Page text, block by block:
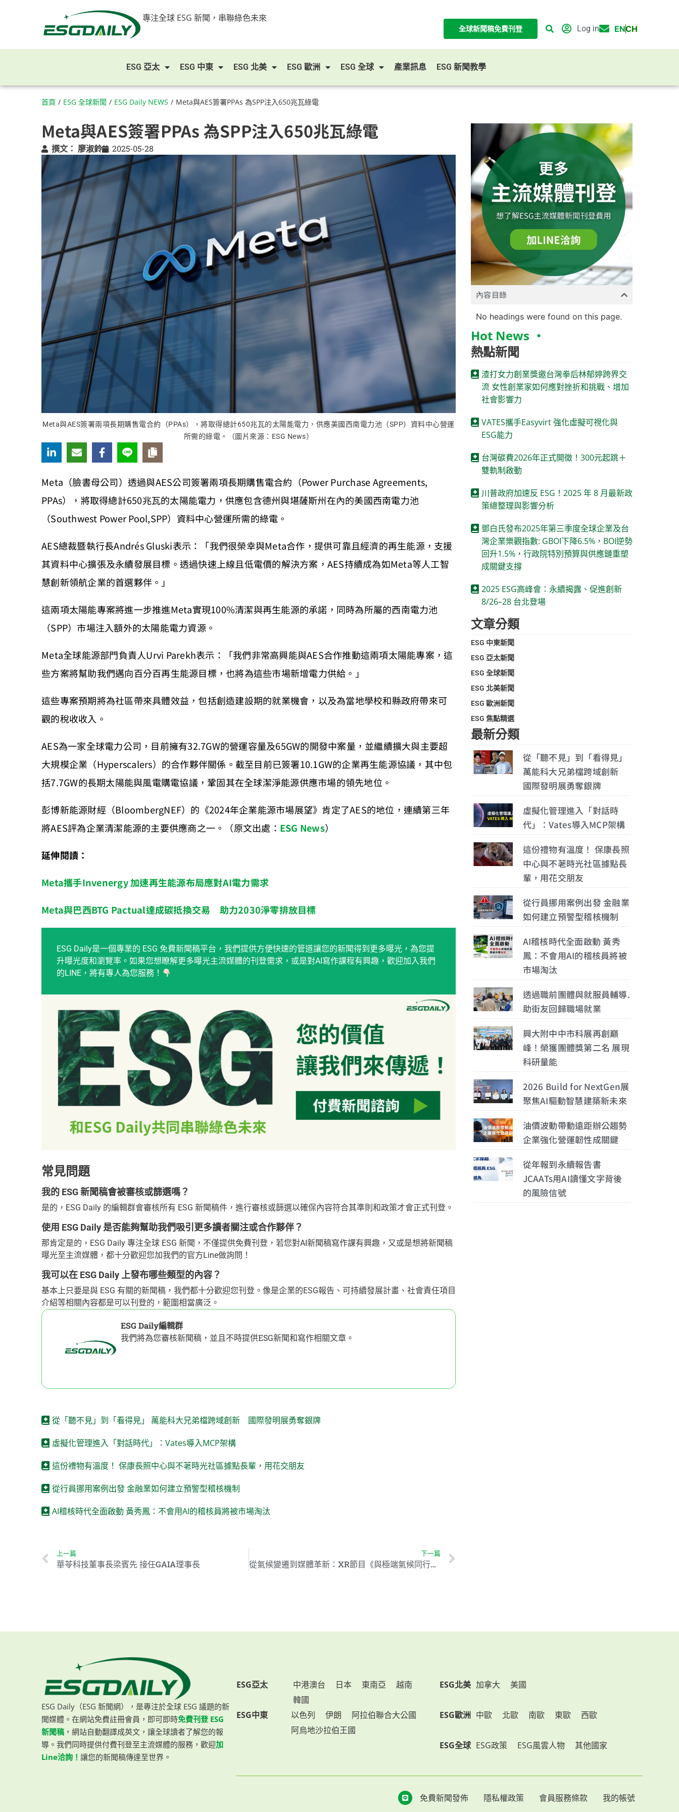
專注全球 ESG 新聞，串聯綠色未來
全球新聞稿免費刊登 Log in ENCH
ESG 亞太 ESG 中東 ESG 北美 ESG 歐洲 ESG 全球 產業訊息 ESG 新聞教學
首頁 / ESG 全球新聞 / ESG Daily NEWS / Meta與AES簽署PPAs 為SPP注入650兆瓦綠電
Meta與AES簽署PPAs 為SPP注入650兆瓦綠電
撰文： 廖淑鈴 2025-05-28
Meta與AES簽署兩項長期購售電合約（PPAs），將取得總計650兆瓦的太陽能電力，供應美國西南電力池（SPP）資料中心營運
所需的綠電。（圖片來源：ESG News）
Meta（臉書母公司）透過與AES公司簽署兩項長期購售電合約（Power Purchase Agreements,
PPAs），將取得總計650兆瓦的太陽能電力，供應包含德州與堪薩斯州在內的美國西南電力池
（Southwest Power Pool,SPP）資料中心營運所需的綠電。
AES總裁暨執行長Andrés Gluski表示：「我們很榮幸與Meta合作，提供可靠且經濟的再生能源，支援
其資料中心擴張及永續發展目標。透過快速上線且低電價的解決方案，AES持續成為如Meta等人工智
慧創新領航企業的首選夥伴。」
這兩項太陽能專案將進一步推進Meta實現100%清潔與再生能源的承諾，同時為所屬的西南電力池
（SPP）市場注入額外的太陽能電力資源。
Meta全球能源部門負責人Urvi Parekh表示：「我們非常高興能與AES合作推動這兩項太陽能專案，這
些方案將幫助我們邁向百分百再生能源目標，也將為這些市場新增電力供給。」
這些專案預期將為社區帶來具體效益，包括創造建設期的就業機會，以及為當地學校和縣政府帶來可
觀的稅收收入。
AES為一家全球電力公司，目前擁有32.7GW的營運容量及65GW的開發中案量，並繼續擴大與主要超
大規模企業（Hyperscalers）的合作夥伴關係。截至目前已簽署10.1GW的企業再生能源協議，其中包
括7.7GW的長期太陽能與風電購電協議，鞏固其在全球潔淨能源供應市場的領先地位。
彭博新能源財經（BloombergNEF）的《2024年企業能源市場展望》肯定了AES的地位，連續第三年
將AES評為企業清潔能源的主要供應商之一。（原文出處： ESG News）
延伸閱讀：
Meta攜手Invenergy 加速再生能源布局應對AI電力需求
Meta與巴西BTG Pactual達成碳抵換交易 助力2030淨零排放目標
ESG Daily是一個專業的 ESG 免費新聞稿平台，我們提供方便快速的管道讓您的新聞得到更多曝光，為您提
升曝光度和瀏覽率。如果您想瞭解更多曝光主流媒體的刊登需求，或是對AI寫作課程有興趣，歡迎加入我們
的LINE，將有專人為您服務！
常見問題
我的 ESG 新聞稿會被審核或篩選嗎？
是的，ESG Daily 的編輯群會審核所有 ESG 新聞稿件，進行審核或篩選以確保內容符合其準則和政策才會正式刊登。
使用 ESG Daily 是否能夠幫助我們吸引更多讀者關注或合作夥伴？
那肯定是的，ESG Daily 專注全球 ESG 新聞，不僅提供免費刊登，若您對AI新聞稿寫作課有興趣，又或是想將新聞稿
曝光至主流媒體，都十分歡迎您加我們的官方Line做詢問！
我可以在 ESG Daily 上發布哪些類型的內容？
基本上只要是與 ESG 有關的新聞稿，我們都十分歡迎您刊登。像是企業的ESG報告、可持續發展計畫、社會責任項目
介紹等相關內容都是可以刊登的，範圍相當廣泛。
ESG Daily編輯群
我們將為您審核新聞稿，並且不時提供ESG新聞和寫作相關文章。
從「聽不見」到「看得見」 萬能科大兄弟檔跨域創新 國際發明展勇奪銀牌
虛擬化管理進入「對話時代」：Vates導入MCP架構
這份禮物有溫度！ 保康長照中心與不荖時光社區據點長輩，用花交朋友
從行員挪用案例出發 金融業如何建立預警型稽核機制
AI稽核時代全面啟動 黃秀鳳：不會用AI的稽核員將被市場淘汰
上一篇
華苓科技董事長梁賓先 接任GAIA理事長
下一篇
從氣候變遷到媒體革新：XR節目《與極端氣候同行》 開創新媒體製播革命
內容目錄
No headings were found on this page.
Hot News ‧
熱點新聞
渣打女力創業獎邀台灣拳后林郁婷跨界交
流 女性創業家如何應對挫折和挑戰、增加
社會影響力
VATES攜手Easyvirt 強化虛擬可視化與
ESG能力
台灣碳費2026年正式開徵！300元起跳＋
雙軌制啟動
川普政府加速反 ESG！2025 年 8 月最新政
策總整理與影響分析
鄧白氏發布2025年第三季度全球企業及台
灣企業樂觀指數: GBOI下降6.5%，BOI逆勢
回升1.5%，行政院特別預算與供應鏈重塑
成關鍵支撐
2025 ESG高峰會：永續揭露、促進創新
8/26–28 台北登場
文章分類
ESG 中東新聞
ESG 亞太新聞
ESG 全球新聞
ESG 北美新聞
ESG 歐洲新聞
ESG 焦點精選
最新分類
從「聽不見」到「看得見」
萬能科大兄弟檔跨域創新
國際發明展勇奪銀牌
虛擬化管理進入「對話時
代」：Vates導入MCP架構
這份禮物有溫度！ 保康長照
中心與不荖時光社區據點長
輩，用花交朋友
從行員挪用案例出發 金融業
如何建立預警型稽核機制
AI稽核時代全面啟動 黃秀
鳳：不會用AI的稽核員將被
市場淘汰
透過職前團體與就服員輔導.
助街友回歸職場就業
興大附中中市科展再創巔
峰！榮獲團體獎第二名 展現
科研量能
2026 Build for NextGen展
聚焦AI驅動智慧建築新未來
油價波動帶動遠距辦公趨勢
企業強化營運韌性成關鍵
從年報到永續報告書
JCAATs用AI讀懂文字背後
的風險信號
ESG Daily（ESG 新聞網），是專注於全球 ESG 議題的新
聞媒體。在網站免費註冊會員，即可即時免費刊登 ESG
新聞稿 ，網站自動翻譯成英文，讓全球讀者了解您的報
導。我們同時提供付費刊登至主流媒體的服務，歡迎加
Line洽詢！ 讓您的新聞稿傳達至世界。
ESG亞太 中港澳台 日本 東南亞
越南
韓國
ESG北美 加拿大 美國
ESG中東 以色列 伊朗
阿拉伯聯合大公國
阿烏地沙拉伯王國
ESG歐洲 中歐 北歐 南歐 東歐 西歐
ESG全球 ESG政策 ESG風雲人物 其他國家
免費新聞發佈 隱私權政策 會員服務條款 我的帳號